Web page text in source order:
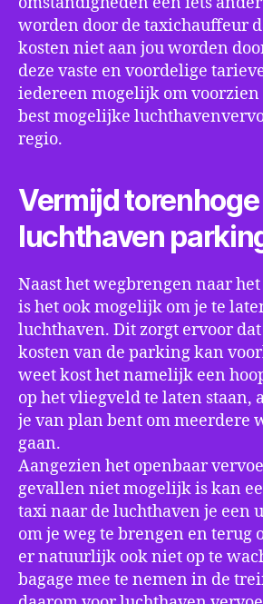
worden door de taxichauffeur
kosten niet aan jou worden
deze vaste en voordelige
iedereen mogelijk om
best mogelijke
regio.
Vermijd torenhoge
luchthaven
Naast het wegbrengen naar
is het ook mogelijk om je te
luchthaven. Dit zorgt ervoor dat
kosten van de parking kan
weet kost het namelijk een
op het vliegveld te laten staan,
je van plan bent om meerdere
gaan.
Aangezien het openbaar
gevallen niet mogelijk is kan
taxi naar de luchthaven je een
om je weg te brengen en terug
er natuurlijk ook niet op te
bagage mee te nemen in de